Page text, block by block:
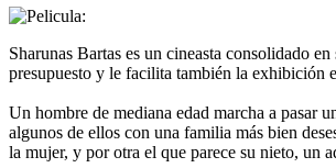
Sharunas Bartas es un cineasta consolidado
presupuesto y le facilita también la exhibición
Un hombre de mediana edad marcha a pasar
algunos de ellos con una familia más bien
la mujer, y por otra el que parece su nieto, un